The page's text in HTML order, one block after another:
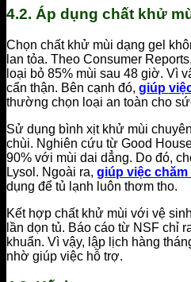
4.2. Áp dụng chất khử
Chọn chất khử mùi dạng gel
lan tỏa. Theo Consumer
loại bỏ 85% mùi sau 48 giờ. Vì
cẩn thận. Bên cạnh đó, giúp
thường chọn loại an toàn cho
Sử dụng bình xịt khử mùi
chùi. Nghiên cứu từ Good
90% với mùi dai dẳng. Do đó,
Lysol. Ngoài ra, giúp việc
dụng để tủ lạnh luôn thơm tho.
Kết hợp chất khử mùi với vệ
lần dọn tủ. Báo cáo từ NSF chỉ
khuẩn. Vì vậy, lập lịch hàng
nhờ giúp việc hỗ trợ.